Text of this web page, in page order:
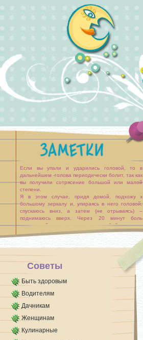
Если вы упали и ударились головой, то в
дальнейшем -голова периодически болит, так как
вы получили сотрясение большой или малой
степени.
Я в этом случае, придя домой, подхожу к
большому зеркалу и, упираясь в него головой,
спускаюсь вниз, а затем (не отрываясь) –
поднимаюсь вверх. Через 20 минут боль
исчезает. Этому меня научила моя бабуля.
Советы
Быть здоровым
Водителям
Дачникам
Женщинам
Кулинарные